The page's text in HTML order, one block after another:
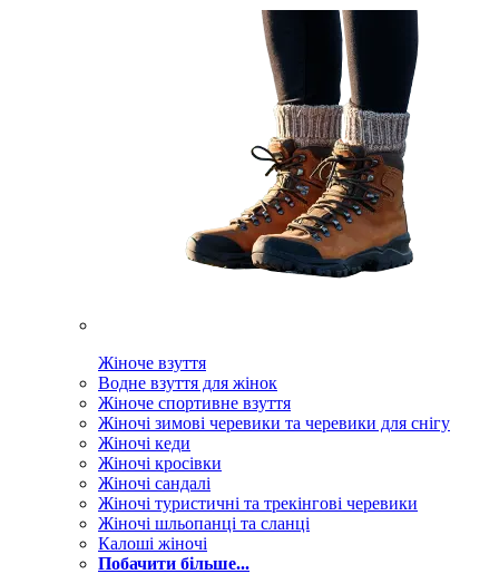
Жіноче взуття
Водне взуття для жінок
Жіноче спортивне взуття
Жіночі зимові черевики та черевики для снігу
Жіночі кеди
Жіночі кросівки
Жіночі сандалі
Жіночі туристичні та трекінгові черевики
Жіночі шльопанці та сланці
Калоші жіночі
Побачити більше...